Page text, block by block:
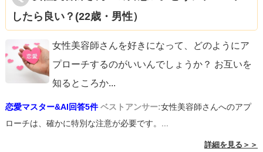
参考になれば幸いです。
したら良い？(22歳・男性）
女性美容師さんを好きになって、どのようにア
プローチするのがいいんでしょうか？ お互いを
知るところか...
恋愛マスター&AI回答5件 ベストアンサー:女性美容師さんへのアプ
ローチは、確かに特別な注意が必要です。...
詳細を見る＞＞